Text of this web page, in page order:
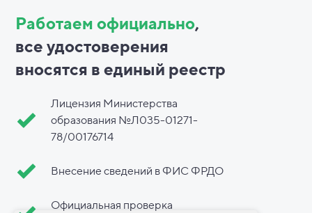
Работаем официально,
все удостоверения
вносятся в единый реестр
Лицензия Министерства
образования №Л035-01271-
78/00176714
Внесение сведений в ФИС ФРДО
Официальная проверка